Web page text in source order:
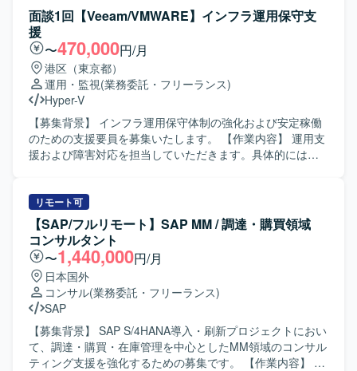
に、データセンターサービス終了に伴うサーバー移設プロ
ジェクトにおいて、移設計画の立案、設計、展開サポート
などインフラ移行対応も実施していただきます。 【求める
人物像】 基幹システムの安定稼働を意識しながら、インフ
ラとアプリケーションの両面から主体的に課題を発見し、
関係者と協調して改善を推進いただける方を求めておりま
す。運用保守業務における責任感が強く、障害対応や移行
プロジェクトにおいても粘り強くやり切る姿勢をお持ちの
方にマッチします。 【ポジションの魅力】 長期的に運用さ
れている基幹システムの運用保守と、サーバー移設という
も磨いていただけます。内製運用への移行フェーズに参画
いただくことで、標準化や運用プロセス整備にも関わる機
会があり、技術面と運用設計の両面でスキルアップが可能
です。 【開発環境】 ERPはSAP ECC6.0を中心とした環境
で、ABAPやWindowsコマンド、Excelマクロなどを利用し
ております。ミドルウェアやツールとしてSVF、Anytran、
HULFT、VB、Tivoli(TWS/TMR)などを使用しており、OSは
Windows系環境となっております。
などの顧客対応、開発ベンダーへの各種調整依頼、アプリ
および関連システムのリリース作業などを担当していただ
きます。状況に応じて夜間・休日のリリース作業が発生す
る場合もございます。また、保守・修繕作業の状況に応じ
て、別システムに関する作業をお願いする可能性もござい
ます。 【求める人物像】 コミュニケーションを取りながら
円滑に調整業務を進めていただける方を求めています。モ
バイルアプリやサーバー処理の運用保守に主体的に取り組
み、状況変化にも柔軟に対応いただける方ですと望ましい
です。 【ポジションの魅力】 モバイルアプリとサーバー処
を通じて、顧客折衝やベンダーコントロールのスキルもあ
わせて習得・強化していただける環境です。 【開発環境】
スマートフォンアプリおよび関連サーバー処理の運用保守
環境での作業となります。iOS関連ツールやGitHub、Linux
コマンド、SQLiteなどを用いた環境が想定されます。
面談1回【Veeam/VMWARE】インフラ運用保守支
援
〜470,000円/月
港区（東京都）
運用・監視(業務委託・フリーランス)
Hyper-V
【募集背景】 インフラ運用保守体制の強化および安定稼働
のための支援要員を募集いたします。 【作業内容】 運用支
援および障害対応を担当していただきます。具体的には、
更新、ベンダーから共有される対象情報および作業計画に
基づく実作業の遂行などを行っていただきます。 【求める
人物像】 インフラ運用保守の現場で主体的かつ丁寧に対応
できる方を求めております。障害発生時にも落ち着いて状
況整理と一次切り分けができ、関係者と円滑にコミュニケ
ーションを取りながら復旧対応を進められる方を歓迎いた
します。 【ポジションの魅力】 バックアップシステム運用
に深く関わりながら、サーバー、ネットワーク、ストレー
ジ、仮想環境などインフラ全般の運用保守経験を広く積む
ことができます。手順書作成やベンダー連携などを通じ
て、ドキュメント作成力や調整力も身につけていただけま
リモート可
【SAP/フルリモート】SAP MM / 調達・購買領域
コンサルタント
〜1,440,000円/月
日本国外
コンサル(業務委託・フリーランス)
SAP
【募集背景】 SAP S/4HANA導入・刷新プロジェクトにおい
て、調達・購買・在庫管理を中心としたMM領域のコンサル
ティング支援を強化するための募集です。 【作業内容】 調